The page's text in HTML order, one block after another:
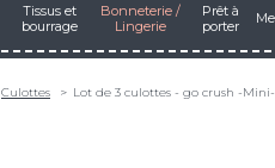
Tissus et
bourrage
Bonneterie /
Lingerie
Prêt à
porter
Culottes Lot de 3 culottes - go crush -